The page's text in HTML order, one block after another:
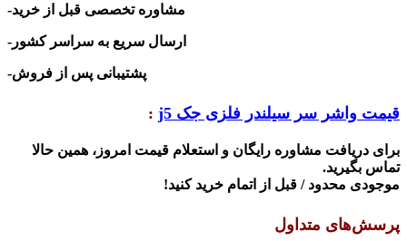
-مشاوره تخصصی قبل از خرید
-ارسال سریع به سراسر کشور
-پشتیبانی پس از فروش
قیمت واشر سر سیلندر فلزی جک j5 :
برای دریافت مشاوره رایگان و استعلام قیمت امروز، همین حالا
تماس بگیرید.
موجودی محدود / قبل از اتمام خرید کنید!
پرسش‌های متداول